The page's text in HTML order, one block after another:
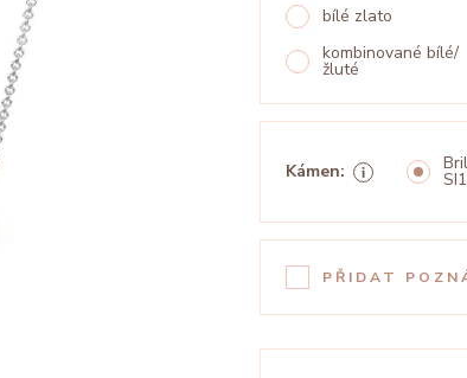
bílé zlato
kombinované bílé/
žluté
Kámen:
PŘIDAT